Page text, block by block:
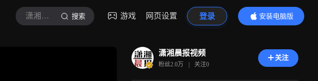
潇湘晨报视频 搜索 游戏 网页设置 登录
安装电脑版
内容更精彩
潇湘晨报视频
粉丝2.0万 | 关注0
关注